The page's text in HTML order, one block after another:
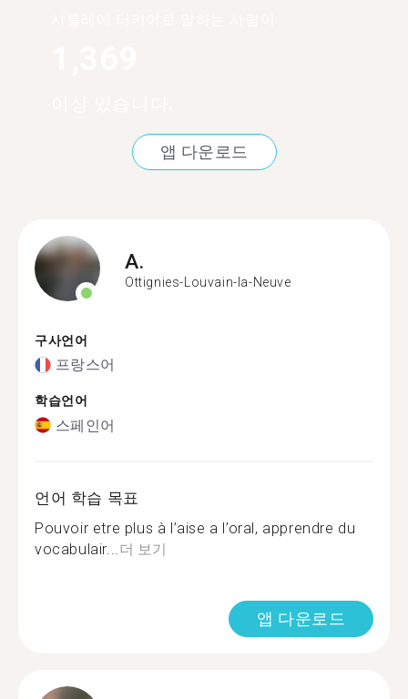
앱 다운로드
A.
Ottignies-Louvain-la-Neuve
구사언어
프랑스어
학습언어
스페인어
언어 학습 목표
Pouvoir etre plus à l’aise a l’oral, apprendre du
vocabulair... 더 보기
앱 다운로드